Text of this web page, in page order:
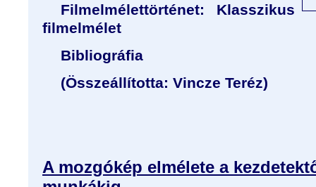
Filmelmélettörténet: Klasszikus
filmelmélet
Bibliográfia
(Összeállította: Vincze Teréz)
A mozgókép elmélete a